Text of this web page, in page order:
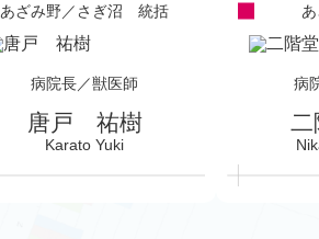
あざみ野／さぎ沼 統括
病院長／獣医師
唐戸 祐樹
Karato Yuki
病